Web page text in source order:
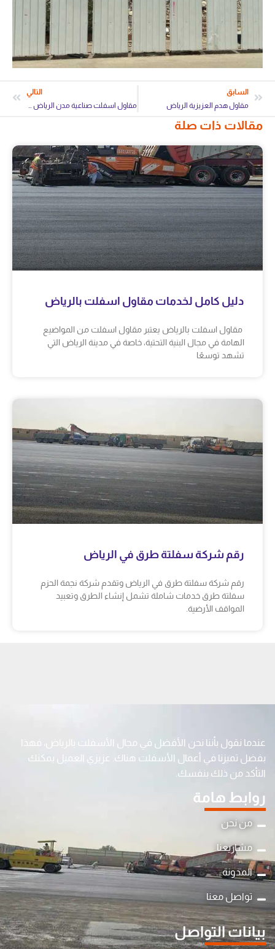
السابق
مقاول هدم العزيزية الرياض
التالي
مقالات ذات صلة
دليل كامل لخدمات مقاول اسفلت بالرياض
مقاول اسفلت بالرياض يعتبر مقاول اسفلت من المواضيع
الهامة في مجال البنية التحتية، خاصة في مدينة الرياض التي
تشهد توسعًا
رقم شركة سفلتة طرق في الرياض
رقم شركة سفلتة طرق في الرياض وتقدم شركة نجمة الحزم
سفلتة طرق خدمات شاملة تشمل إنشاء الطرق وتعبيد
المواقف الأرضية.
عندما نقول بأننا نحن الأفضل في مجال الأسفلت بالرياض، فهذا
بفضل تميزنا في أعمال الأسفلت هناك. عزيزي العميل يمكنك
التأكد من ذلك بنفسك.
روابط هامة
من نحن
مشاريعنا
المدونة
تواصل معنا
بيانات التواصل h
a
t